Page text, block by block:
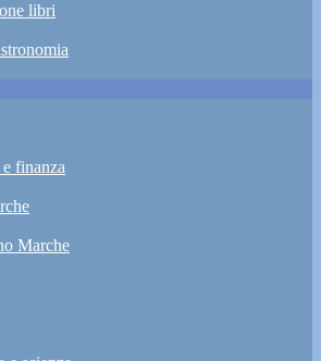
libri
finanza
Marche